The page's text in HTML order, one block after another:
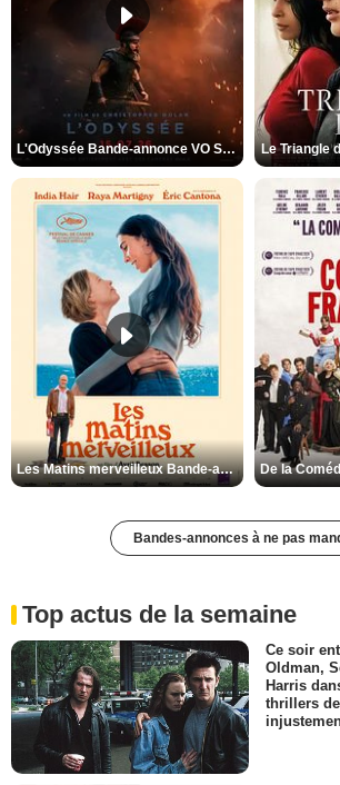
L'Odyssée Bande-annonce VO STFR Le Triangle
Les Matins merveilleux Bande-annonce VF
Bandes-annonces à ne pas
Top actus de la semaine
Ce soir
Oldman,
Harris
thrillers